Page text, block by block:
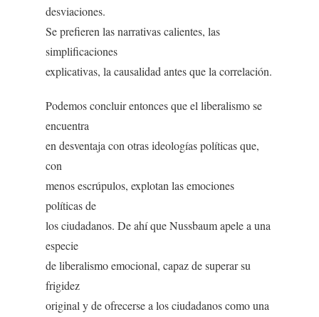
desviaciones.
Se prefieren las narrativas calientes, las
simplificaciones
explicativas, la causalidad antes que la correlación.
Podemos concluir entonces que el liberalismo se
encuentra
en desventaja con otras ideologías políticas que,
con
menos escrúpulos, explotan las emociones
políticas de
los ciudadanos. De ahí que Nussbaum apele a una
especie
de liberalismo emocional, capaz de superar su
frigidez
original y de ofrecerse a los ciudadanos como una